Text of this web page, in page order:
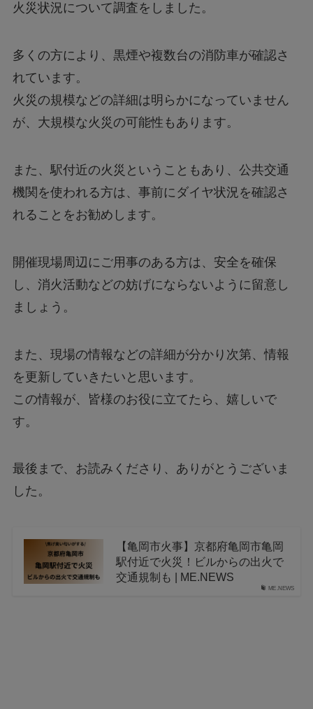
火災状況について調査をしました。
多くの方により、黒煙や複数台の消防車が確認さ
れています。
火災の規模などの詳細は明らかになっていません
が、大規模な火災の可能性もあります。
また、駅付近の火災ということもあり、公共交通
機関を使われる方は、事前にダイヤ状況を確認さ
れることをお勧めします。
開催現場周辺にご用事のある方は、安全を確保
し、消火活動などの妨げにならないように留意し
ましょう。
また、現場の情報などの詳細が分かり次第、情報
を更新していきたいと思います。
この情報が、皆様のお役に立てたら、嬉しいで
す。
最後まで、お読みくださり、ありがとうございま
した。
ME.NEWS
【亀岡市火事】京都府亀岡市亀岡
駅付近で火災！ビルからの出火で
交通規制も | ME.NEWS